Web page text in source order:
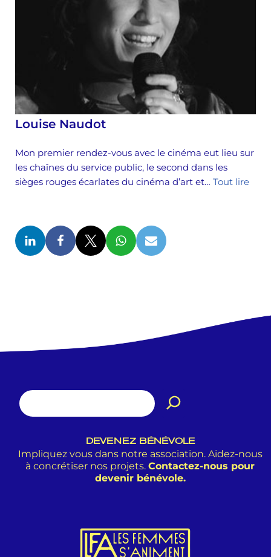
Louise Naudot
Mon premier rendez-vous avec le cinéma eut lieu sur
les chaînes du service public, le second dans les
sièges rouges écarlates du cinéma d’art et… Tout lire
DEVENEZ BÉNÉVOLE
Impliquez vous dans notre association. Aidez-nous
à concrétiser nos projets. Contactez-nous pour
devenir bénévole.